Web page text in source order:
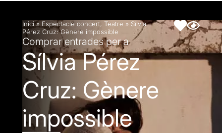
Inici» Espectacle concert, Teatre » Sílvia
Pérez Cruz: Gènere impossible
Comprar entrades per a
Sílvia Pérez
Cruz: Gènere
impossible